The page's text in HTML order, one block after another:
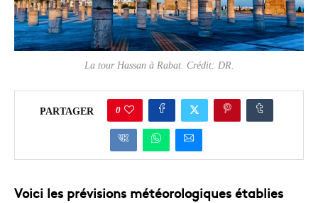
La tour Hassan à Rabat. Crédit: DR.
PARTAGER 0
Voici les prévisions météorologiques établies